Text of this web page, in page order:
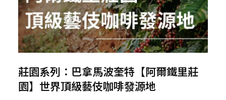
莊園系列：巴拿馬波奎特【阿爾鐵里莊
園】世界頂級藝伎咖啡發源地